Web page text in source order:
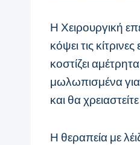
Η Χειρουργική
κόψει τις
κοστίζει
μωλωπισμένα για
και θα
Η θεραπεία με